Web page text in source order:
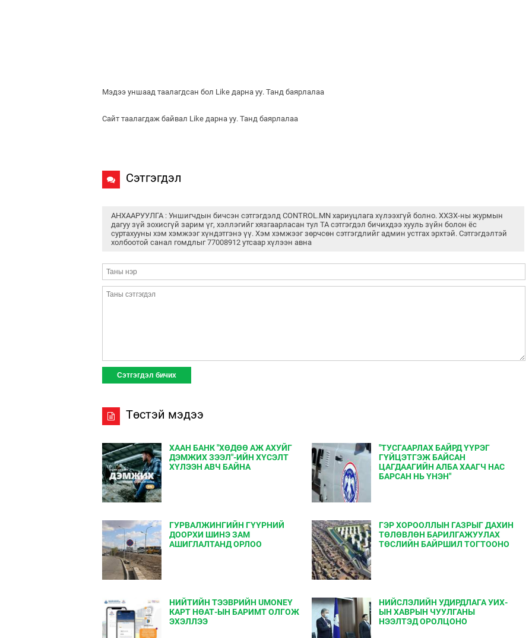
Мэдээ уншаад таалагдсан бол Like дарна уу. Танд баярлалаа
Сайт таалагдаж байвал Like дарна уу. Танд баярлалаа
Сэтгэгдэл
АНХААРУУЛГА : Уншигчдын бичсэн сэтгэгдэлд CONTROL.MN хариуцлага хүлээхгүй болно. ХХЗХ-ны журмын
дагуу зүй зохисгүй зарим үг, хэллэгийг хязгаарласан тул ТА сэтгэгдэл бичихдээ хууль зүйн болон ёс
суртахууны хэм хэмжээг хүндэтгэнэ үү. Хэм хэмжээг зөрчсөн сэтгэгдлийг админ устгах эрхтэй. Сэтгэгдэлтэй
холбоотой санал гомдлыг 77008912 утсаар хүлээн авна
Төстэй мэдээ
ХААН БАНК "ХӨДӨӨ АЖ АХУЙГ
ДЭМЖИХ ЗЭЭЛ"-ИЙН ХҮСЭЛТ
ХҮЛЭЭН АВЧ БАЙНА
"ТУСГААРЛАХ БАЙРД ҮҮРЭГ
ГҮЙЦЭТГЭЖ БАЙСАН
ЦАГДААГИЙН АЛБА ХААГЧ НАС
БАРСАН НЬ ҮНЭН"
ГУРВАЛЖИНГИЙН ГҮҮРНИЙ
ДООРХИ ШИНЭ ЗАМ
АШИГЛАЛТАНД ОРЛОО
ГЭР ХОРООЛЛЫН ГАЗРЫГ ДАХИН
ТӨЛӨВЛӨН БАРИЛГАЖУУЛАХ
ТӨСЛИЙН БАЙРШИЛ ТОГТООНО
НИЙТИЙН ТЭЭВРИЙН UMONEY
КАРТ НӨАТ-ЫН БАРИМТ ОЛГОЖ
ЭХЭЛЛЭЭ
НИЙСЛЭЛИЙН УДИРДЛАГА УИХ-
ЫН ХАВРЫН ЧУУЛГАНЫ
НЭЭЛТЭД ОРОЛЦОНО